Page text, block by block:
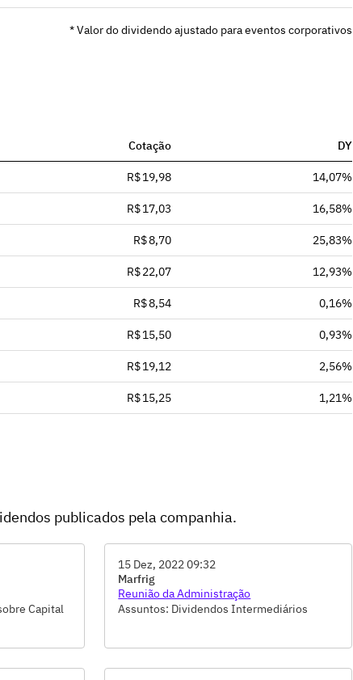
* Valor do dividendo ajustado para eventos corporativos
Cotação DY
R$ 19,98 14,07%
R$ 17,03 16,58%
R$ 8,70 25,83%
R$ 22,07 12,93%
R$ 8,54 0,16%
R$ 15,50 0,93%
R$ 19,12 2,56%
R$ 15,25 1,21%
publicados pela companhia.
Capital
15 Dez, 2022 09:32
Marfrig
Reunião da Administração
Assuntos: Dividendos Intermediários